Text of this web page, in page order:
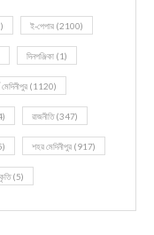
ই-পেপার (2100)
দিনপঞ্জিকা (1)
মেদিনীপুর (1120)
রাজনীতি(347)
শহর মেদিনীপুর (917)
(5)